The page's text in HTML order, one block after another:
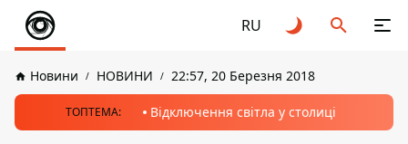
RU
Новини НОВИНИ 22:57, 20 Березня 2018
ТОПТЕМА: Відключення світла у столиці